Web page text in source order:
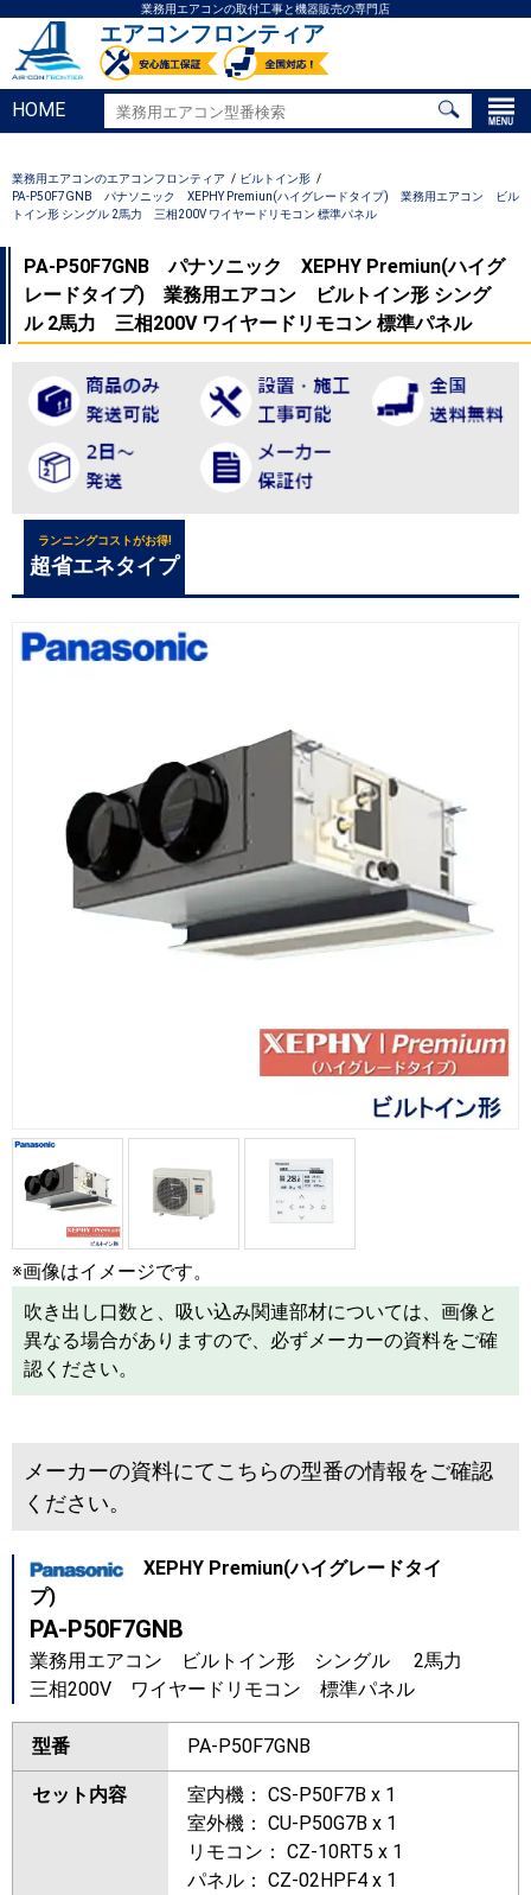
業務用エアコンの取付工事と機器販売の専門店
エアコンフロンティア
HOME
業務用エアコンのエアコンフロンティア
ビルトイン形
PA-P50F7GNB パナソニック XEPHY Premiun(ハイグレードタイプ) 業務用エアコン ビル
トイン形 シングル 2馬力 三相200V ワイヤードリモコン 標準パネル
PA-P50F7GNB パナソニック XEPHY Premiun(ハイグ
レードタイプ) 業務用エアコン ビルトイン形 シング
ル 2馬力 三相200V ワイヤードリモコン 標準パネル
ランニングコストがお得!
超省エネタイプ
※画像はイメージです。
吹き出し口数と、吸い込み関連部材については、画像と
異なる場合がありますので、必ずメーカーの資料をご確
認ください。
メーカーの資料にてこちらの型番の情報をご確認
ください。
XEPHY Premiun(ハイグレードタイ
プ)
PA-P50F7GNB
業務用エアコン ビルトイン形 シングル 2馬力
三相200V ワイヤードリモコン 標準パネル
型番 PA-P50F7GNB
セット内容
室内機： CS-P50F7B x 1
室外機： CU-P50G7B x 1
リモコン： CZ-10RT5 x 1
パネル： CZ-02HPF4 x 1